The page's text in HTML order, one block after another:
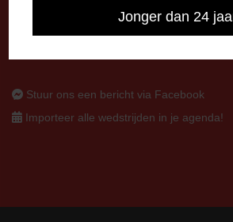
Jonger dan 24
info@fcemmen.nl
Stuur ons een bericht via Facebook
Importeer alle wedstrijden in je agenda!